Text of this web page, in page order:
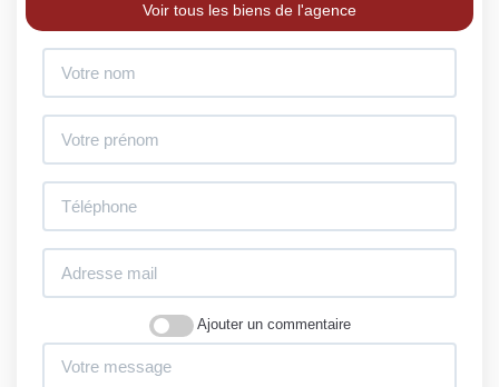
Voir tous les biens de l'agence
Ajouter un commentaire